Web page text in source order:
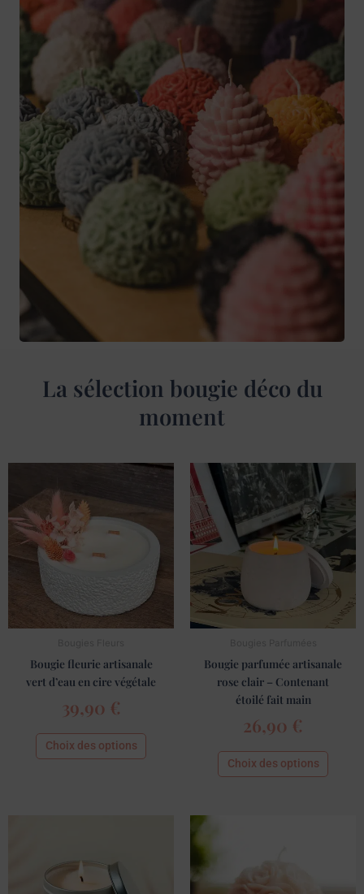
La sélection bougie déco du
moment
Bougie fleurie artisanale
vert d’eau en cire végétale
39,90 €
Choix des options
Ce
plusieurs
variations.
Les
options
peuvent
choisies
la
page
Bougie parfumée artisanale
rose clair – Contenant
étoilé fait main
26,90 €
Choix des options
a
Les
être
la
page
plusieurs